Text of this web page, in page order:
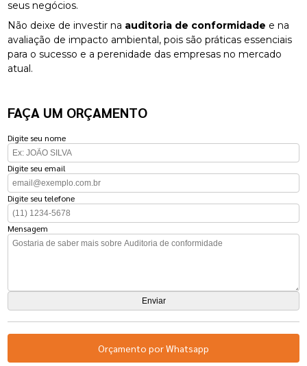
seus negócios.
Não deixe de investir na auditoria de conformidade e na
avaliação de impacto ambiental, pois são práticas essenciais
para o sucesso e a perenidade das empresas no mercado
atual.
FAÇA UM ORÇAMENTO
Digite seu nome
Digite seu email
Digite seu telefone
Mensagem
Orçamento por Whatsapp